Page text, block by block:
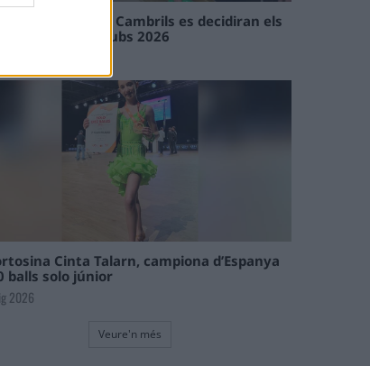
tirades de Flix i Cambrils es decidiran els
de l’Interclubs 2026
Cinta Talarn, campiona d’Espanya
balls solo júnior
2026
Veure'n més